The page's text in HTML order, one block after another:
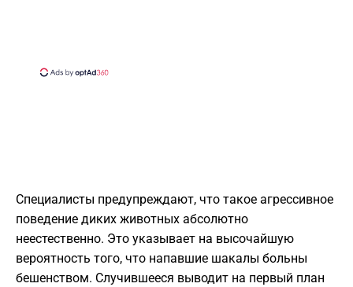
Специалисты предупреждают, что такое агрессивное
поведение диких животных абсолютно
неестественно. Это указывает на высочайшую
вероятность того, что напавшие шакалы больны
бешенством. Случившееся выводит на первый план